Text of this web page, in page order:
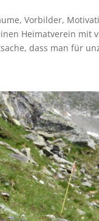
Vorbilder,
Heimatverein mit
dass man für